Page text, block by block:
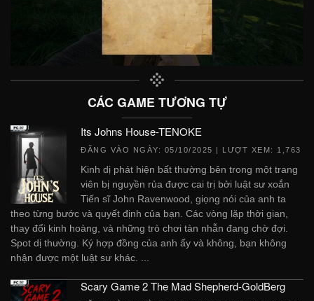
CÁC GAME TƯƠNG TỰ
Its Johns House-TENOKE
ĐĂNG VÀO NGÀY: 05/10/2025 | LƯỢT XEM: 1,763
Kinh dị phát hiện bất thường bên trong một trang
viên bị nguyền rủa được cai trị bởi luật sư xoắn
Tiến sĩ John Ravenwood, giọng nói của anh ta
theo từng bước và quyết định của bạn. Các vòng lặp thời gian,
thay đổi kinh hoàng, và những trò chơi tàn nhẫn đang chờ đợi.
Spot dị thường. Ký hợp đồng của anh ấy và không, bạn không
nhận được một luật sư khác. ...
Scary Game 2 The Mad Shepherd-GoldBerg